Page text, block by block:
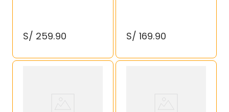
S/ 259.90 S/ 169.90